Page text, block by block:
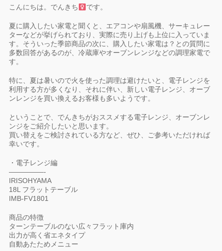
こんにちは。でんきち です。
夏に購入したい家電と聞くと、エアコンや扇風機、サーキュレー
ターなどが挙げられており、実際に売り上げも上位に入っていま
す。そういった季節商品の次に、購入したい家電は？との質問に
多数回答があるのが、冷蔵庫やオーブンレンジなどの調理家電で
す。
特に、夏は暑いので火を使った調理は避けたいと、電子レンジを
利用する方が多くなり、それに伴い、新しい電子レンジ、オーブ
ンレンジを買い換えるお客様も多いようです。
ということで、でんきちがおススメする電子レンジ、オーブンレ
ンジをご紹介したいと思います。
買い替えをご検討されている方など、ぜひ、ご参考いただければ
幸いです。
・電子レンジ編
—————-
IRISOHYAMA
18L フラットテーブル
IMB-FV1801
商品の特徴
ターンテーブルのない広々フラット庫内
出力が高く省エネタイプ
自動あたためメニュー